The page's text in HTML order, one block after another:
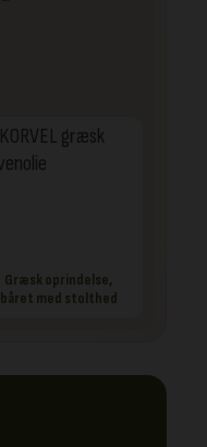
Græsk oprindelse,
båret med stolthed